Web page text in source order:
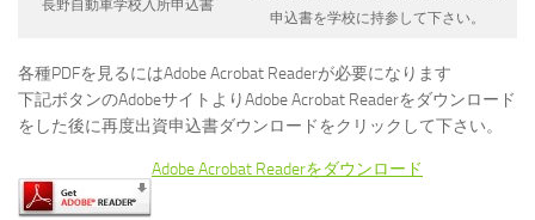
長野自動車学校入所申込書
申込書を学校に持参して下さい。
各種PDFを見るにはAdobe Acrobat Readerが必要になります
下記ボタンのAdobeサイトよりAdobe Acrobat Readerをダウンロード
をした後に再度出資申込書ダウンロードをクリックして下さい。
Adobe Acrobat Readerをダウンロード